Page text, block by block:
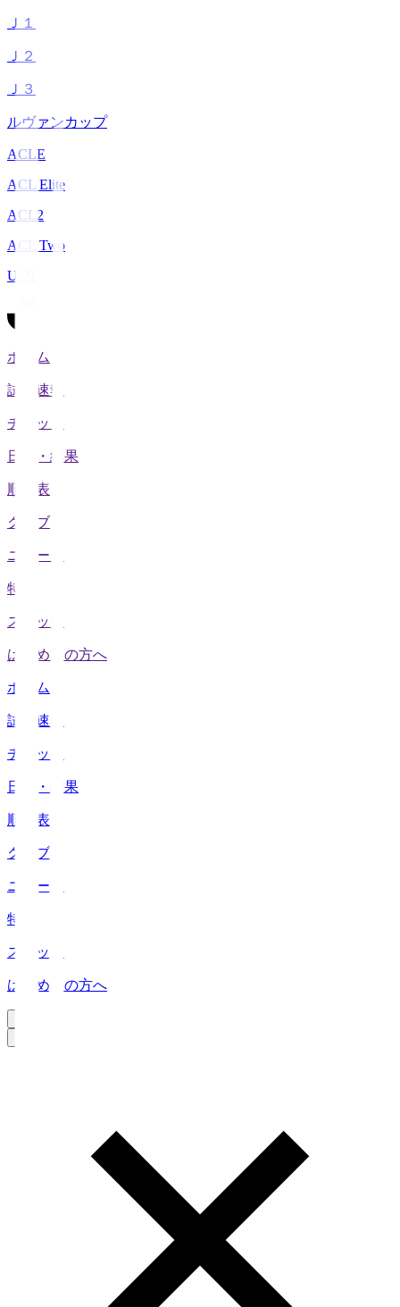
Ｊ１
Ｊ２
Ｊ３
ルヴァンカップ
ACLE
ACL Elite
ACL2
ACL Two
U-21
ホーム
試合速報
チケット
日程・結果
順位表
クラブ
ニュース
特集
スタッツ
はじめての方へ
ホーム
試合速報
チケット
日程・結果
順位表
クラブ
ニュース
特集
スタッツ
はじめての方へ